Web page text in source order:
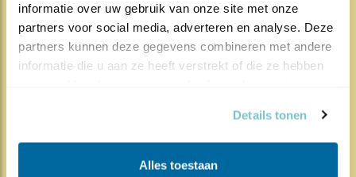
informatie over uw gebruik van onze site met onze
partners voor social media, adverteren en analyse. Deze
partners kunnen deze gegevens combineren met andere
informatie die u aan ze heeft verstrekt of die ze hebben
Details tonen
Alles toestaan
Natuur en Vogels
Herleef de Lente: de vele
Beleef de Lente zit erop; seizoen 20 is